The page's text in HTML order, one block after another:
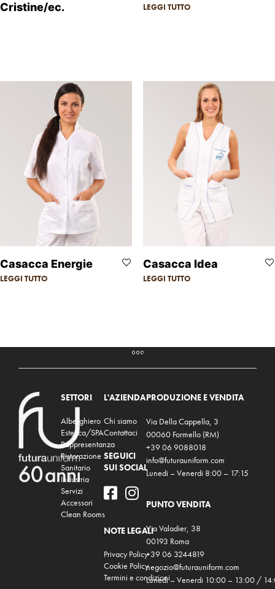
Cristine/ec.
LEGGI TUTTO
Casacca Energie
LEGGI TUTTO
Casacca Idea
LEGGI TUTTO
SETTORI
Alberghiero
Estetica/SPA
Rappresentanza
Ristorazione
Sanitario
Industria
Servizi
Accessori
Clean Rooms
L'AZIENDA
Chi siamo
Contattaci
SEGUICI
SUI SOCIAL
NOTE LEGALI
Privacy Policy
Cookie Policy
Termini e condizioni
PRODUZIONE E VENDITA
Via Della Cappella, 3
00060 Formello (RM)
+39 06 9088018
info@futurauniform.com
Lunedi – Venerdi 8:00 – 17:15
PUNTO VENDITA
Via Valadier, 38
00193 Roma
+39 06 3244819
negozio@futurauniform.com
Lunedi – Venerdi 10:00 – 13:00 /